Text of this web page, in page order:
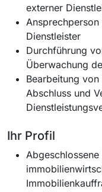
externer
Dienstleister
Durchführung
Überwachung
Bearbeitung
Abschluss und
Ihr Profil